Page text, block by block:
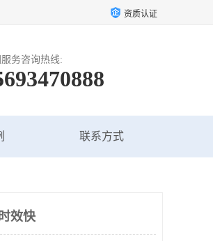
资质认证
务咨询热线:
联系方式
效快